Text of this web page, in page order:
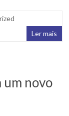
Ler mais
um novo